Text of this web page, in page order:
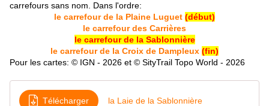
carrefours sans nom. Dans l'ordre:
le carrefour de la Plaine Luguet (début)
le carrefour des Carrières
le carrefour de la Sablonnière
le carrefour de la Croix de Dampleux (fin)
Pour les cartes: © IGN - 2026 et © SityTrail Topo World - 2026
Télécharger la Laie de la Sablonnière